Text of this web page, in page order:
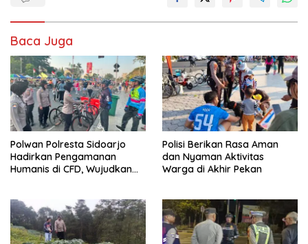
Baca Juga
Polwan Polresta Sidoarjo
Hadirkan Pengamanan
Humanis di CFD, Wujudkan
Polisi Berikan Rasa Aman
dan Nyaman Aktivitas
Warga di Akhir Pekan